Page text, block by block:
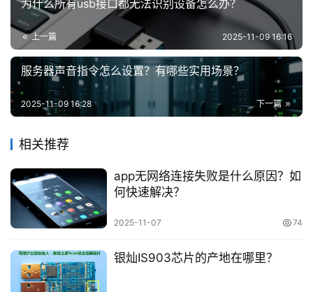
为什么所有usb接口都无法识别设备怎么办？
上一篇 2025-11-09 16:16
服务器声音指令怎么设置？有哪些实用场景？
下一篇
2025-11-09 16:28
相关推荐
app无网络连接失败是什么原因？如
何快速解决？
2025-11-07 74
银灿IS903芯片的产地在哪里？